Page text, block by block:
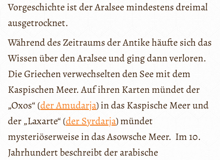
Vorgeschichte ist der Aralsee mindestens dreimal
ausgetrocknet.
Während des Zeitraums der Antike häufte sich das
Wissen über den Aralsee und ging dann verloren.
Die Griechen verwechselten den See mit dem
Kaspischen Meer. Auf ihren Karten mündet der
„Oxos“ (der Amudarja) in das Kaspische Meer und
der „Laxarte“ (der Syrdarja) mündet
mysteriöserweise in das Asowsche Meer. Im 10.
Jahrhundert beschreibt der arabische